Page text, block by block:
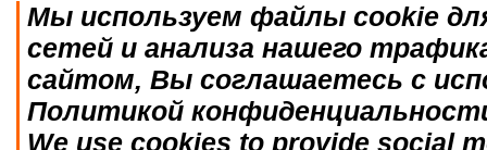
Мы используем файлы cookie
сетей и анализа нашего
сайтом, Вы соглашаетесь с
Политикой
We use cookies to provide social